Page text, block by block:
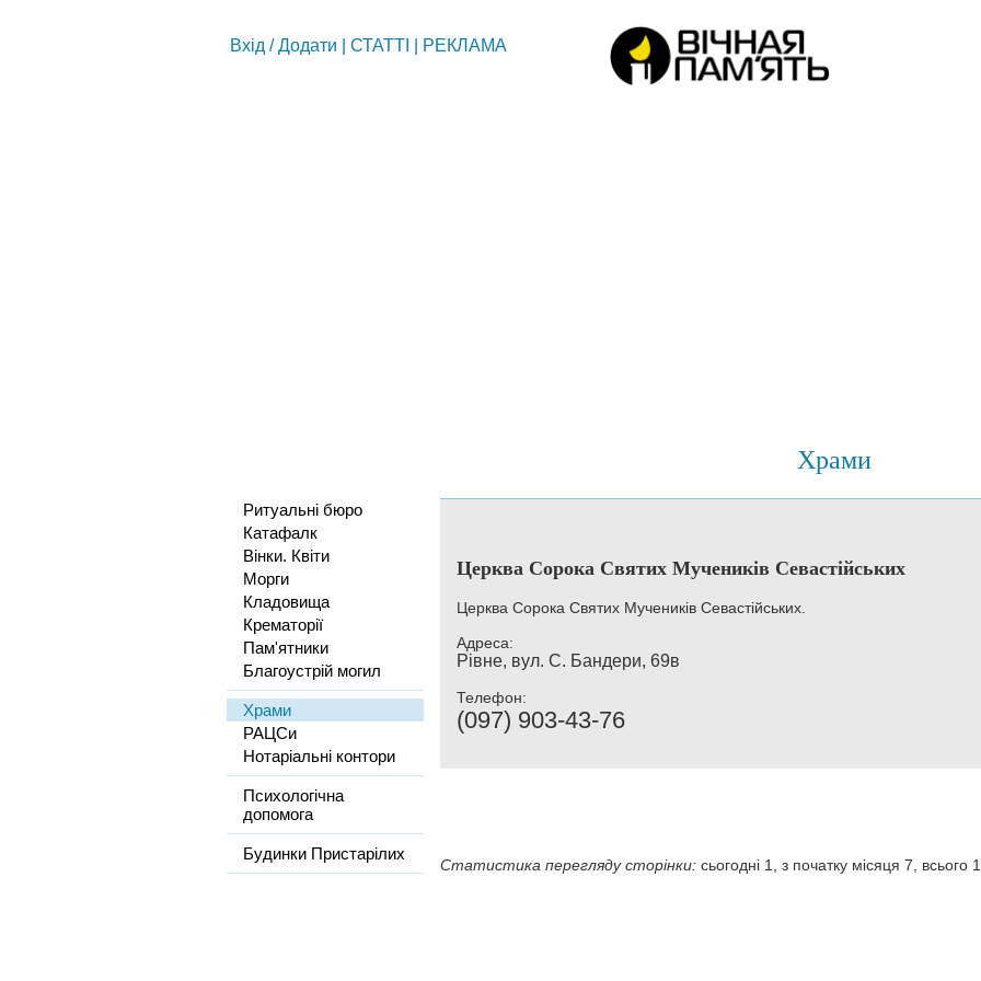
Вхід /Додати СТАТТІ РЕКЛАМА
Храми
Ритуальні бюро
Катафалк
Вінки. Квіти
Морги
Кладовища
Крематорії
Пам'ятники
Благоустрій могил
Храми
РАЦСи
Нотаріальні контори
Психологічна
допомога
Будинки Пристарілих
Церква Сорока Святих Мучеників Севастійських
Церква Сорока Святих Мучеників Севастійських.
Адреса:
Рівне, вул. С. Бандери, 69в
Телефон:
(097) 903-43-76
Статистика перегляду сторінки: сьогодні 1, з початку місяця 7, всього